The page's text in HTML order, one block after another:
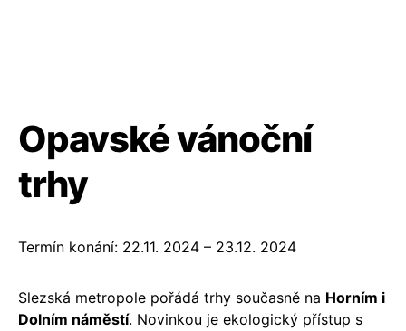
Opavské vánoční
trhy
Termín konání: 22.11. 2024 – 23.12. 2024
Slezská metropole pořádá trhy současně na Horním i
Dolním náměstí. Novinkou je ekologický přístup s